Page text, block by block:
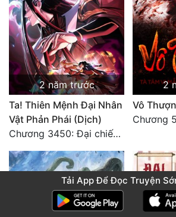
2 năm trước
Ta! Thiên Mệnh Đại Nhân
Vật Phản Phái (Dịch)
Chương 3450: Đại chiến căng thẳng
2
Vô
Tải App Để Đọc Truyện